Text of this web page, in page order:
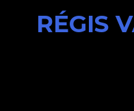
RÉGIS